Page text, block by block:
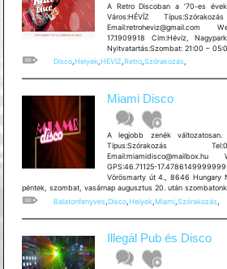
A Retro Discoban a ’70-es
Város:HÉVÍZ
Email:retroheviz@gmail.com
17.1909918 Cím:Hévíz,
Nyitvatartás:Szombat: 21:00 –
Disco,Helyek,HEVIZ,Retro,Szórakozás,
Miami Disco
A legjobb zenék változatosan.
Típus:Szórakozás
GPS:46.71125-
Vörösmarty út 4., 8646 Hungary
péntek, szombat, vasárnap augusztus 20. után
Balatonfenyves, Disco, Helyek, Miami, Szórakozás,
Illegál Pub és Disco